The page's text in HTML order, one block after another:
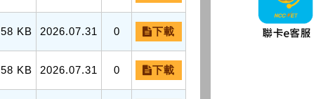
58 KB 2026.07.31 0 下載
58 KB 2026.07.31 0 下載